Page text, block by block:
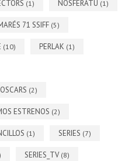
(1) NOSFERATU (1)
71 SSIFF (5)
(10) PERLAK (1)
(2)
ESTRENOS (2)
(1) SERIES (7)
SERIES_TV (8)